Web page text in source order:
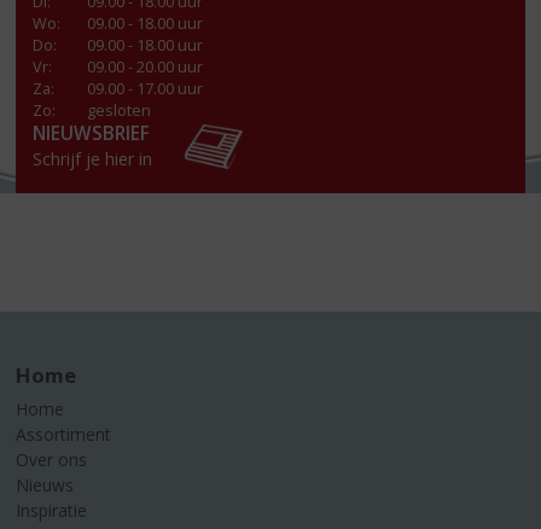
Wo:
09.00 - 18.00 uur
Do:
09.00 - 18.00 uur
Vr:
09.00 - 20.00 uur
Za:
09.00 - 17.00 uur
Zo:
gesloten
NIEUWSBRIEF
Schrijf je hier in
Home
Home
Assortiment
Over ons
Nieuws
Inspiratie